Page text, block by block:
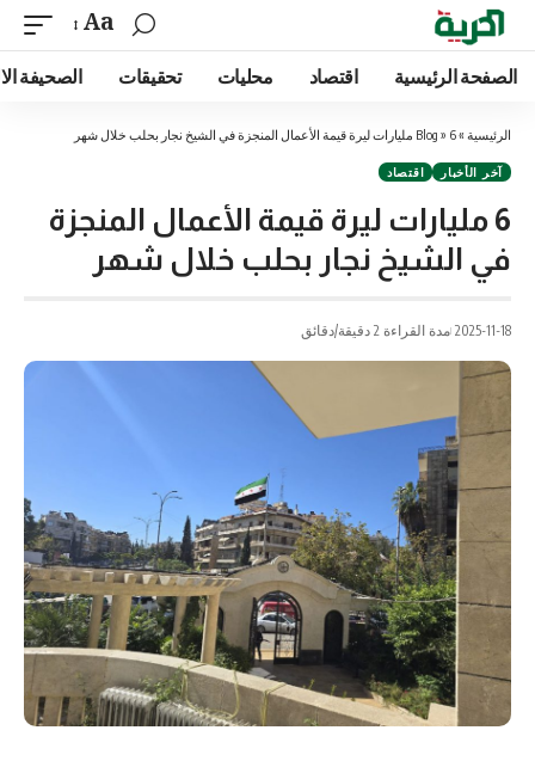
Aa
الصفحة الرئيسية اقتصاد محليات تحقيقات الصحيفة
الرئيسية »
Blog » 6 مليارات ليرة قيمة الأعمال المنجزة في الشيخ نجار بحلب خلال شهر
آخر الأخبار اقتصاد
6 مليارات ليرة قيمة الأعمال المنجزة
في الشيخ نجار بحلب خلال شهر
2025-11-18 مدة القراءة 2 دقيقة/دقائق